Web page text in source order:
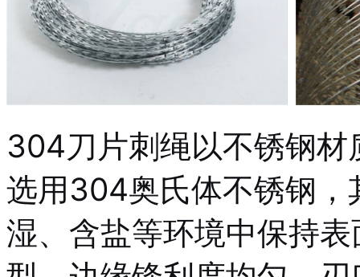
304刀片刺绳以不锈钢
选用304奥氏体不锈钢，
湿、含盐等环境中保持